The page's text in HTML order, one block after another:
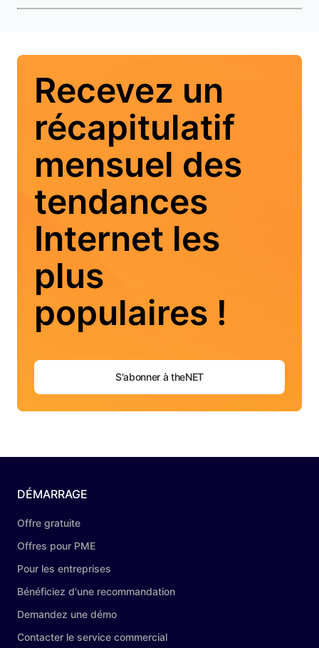
Recevez un
récapitulatif
mensuel des
tendances
Internet les
plus
populaires !
S'abonner à theNET
DÉMARRAGE
Offre gratuite
Offres pour PME
Pour les entreprises
Bénéficiez d'une recommandation
Demandez une démo
Contacter le service commercial